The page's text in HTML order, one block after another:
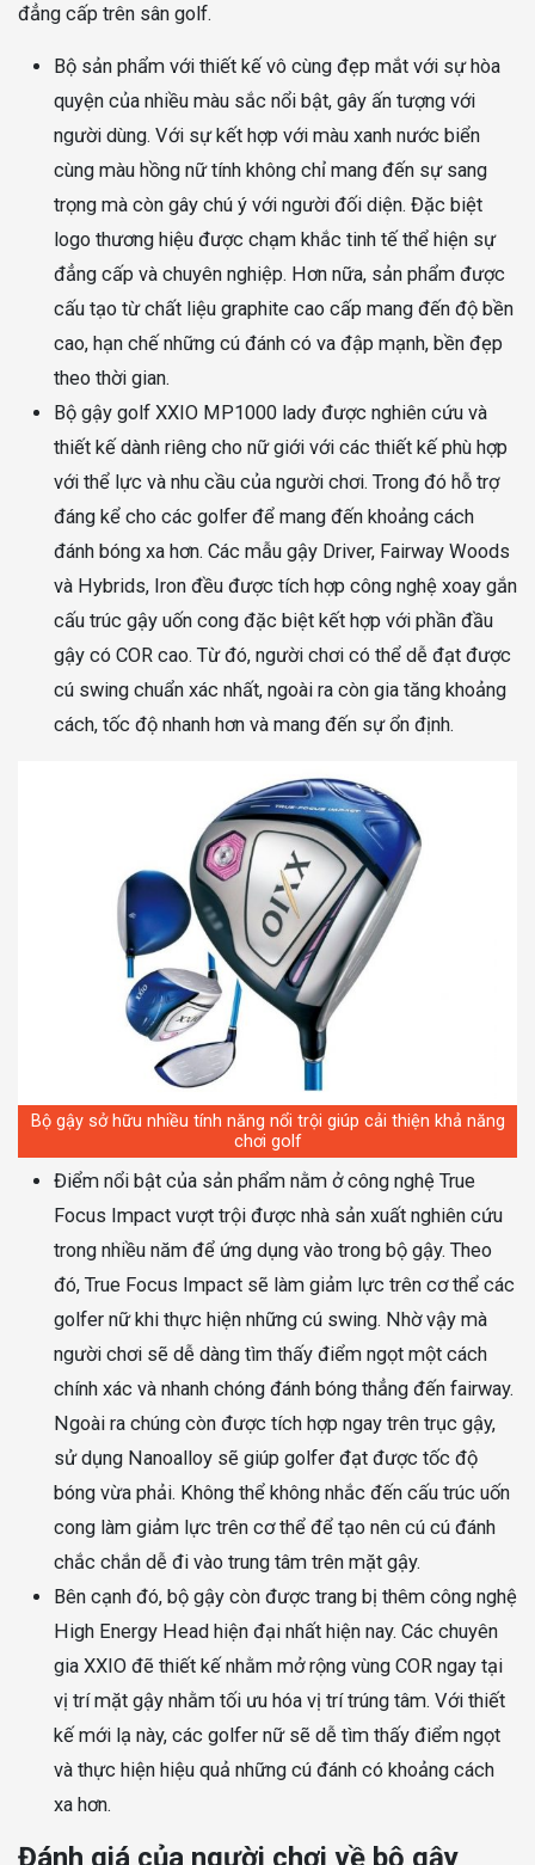
đẳng cấp trên sân golf.
Bộ sản phẩm với thiết kế vô cùng đẹp mắt với sự hòa
quyện của nhiều màu sắc nổi bật, gây ấn tượng với
người dùng. Với sự kết hợp với màu xanh nước biển
cùng màu hồng nữ tính không chỉ mang đến sự sang
trọng mà còn gây chú ý với người đối diện. Đặc biệt
logo thương hiệu được chạm khắc tinh tế thể hiện sự
đẳng cấp và chuyên nghiệp. Hơn nữa, sản phẩm được
cấu tạo từ chất liệu graphite cao cấp mang đến độ bền
cao, hạn chế những cú đánh có va đập mạnh, bền đẹp
theo thời gian.
Bộ gậy golf XXIO MP1000 lady được nghiên cứu và
thiết kế dành riêng cho nữ giới với các thiết kế phù hợp
với thể lực và nhu cầu của người chơi. Trong đó hỗ trợ
đáng kể cho các golfer để mang đến khoảng cách
đánh bóng xa hơn. Các mẫu gậy Driver, Fairway Woods
và Hybrids, Iron đều được tích hợp công nghệ xoay gắn
cấu trúc gậy uốn cong đặc biệt kết hợp với phần đầu
gậy có COR cao. Từ đó, người chơi có thể dễ đạt được
cú swing chuẩn xác nhất, ngoài ra còn gia tăng khoảng
cách, tốc độ nhanh hơn và mang đến sự ổn định.
Bộ gậy sở hữu nhiều tính năng nổi trội giúp cải thiện khả năng
chơi golf
Điểm nổi bật của sản phẩm nằm ở công nghệ True
Focus Impact vượt trội được nhà sản xuất nghiên cứu
trong nhiều năm để ứng dụng vào trong bộ gậy. Theo
đó, True Focus Impact sẽ làm giảm lực trên cơ thể các
golfer nữ khi thực hiện những cú swing. Nhờ vậy mà
người chơi sẽ dễ dàng tìm thấy điểm ngọt một cách
chính xác và nhanh chóng đánh bóng thẳng đến fairway.
Ngoài ra chúng còn được tích hợp ngay trên trục gậy,
sử dụng Nanoalloy sẽ giúp golfer đạt được tốc độ
bóng vừa phải. Không thể không nhắc đến cấu trúc uốn
cong làm giảm lực trên cơ thể để tạo nên cú cú đánh
chắc chắn dễ đi vào trung tâm trên mặt gậy.
Bên cạnh đó, bộ gậy còn được trang bị thêm công nghệ
High Energy Head hiện đại nhất hiện nay. Các chuyên
gia XXIO đẽ thiết kế nhằm mở rộng vùng COR ngay tại
vị trí mặt gậy nhằm tối ưu hóa vị trí trúng tâm. Với thiết
kế mới lạ này, các golfer nữ sẽ dễ tìm thấy điểm ngọt
và thực hiện hiệu quả những cú đánh có khoảng cách
xa hơn.
Đánh giá của người chơi về bộ gậy